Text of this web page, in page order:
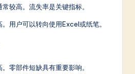
常较高。流失率是关键指标。
。用户可以转向使用Excel或纸笔。
零部件短缺具有重要影响。